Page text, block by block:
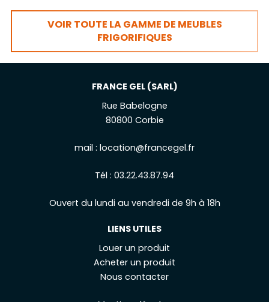
VOIR TOUTE LA GAMME DE MEUBLES
FRIGORIFIQUES
FRANCE GEL (SARL)
Rue Babelogne
80800 Corbie
mail : location@francegel.fr
Tél : 03.22.43.87.94
Ouvert du lundi au vendredi de 9h à 18h
LIENS UTILES
Louer un produit
Acheter un produit
Nous contacter